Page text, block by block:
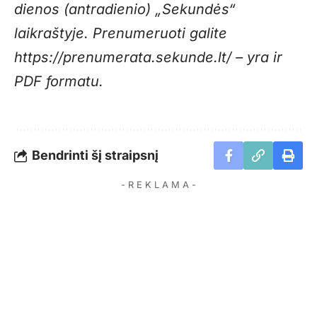
dienos (antradienio) „Sekundės“
laikraštyje. Prenumeruoti galite
https://prenumerata.sekunde.lt/– yra ir
PDF formatu.
Bendrinti šį straipsnį
- R E K L A M A -